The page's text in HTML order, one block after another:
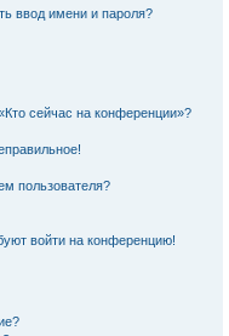
ввод имени и пароля?
сейчас на конференции»?
пользователя?
войти на конференцию!